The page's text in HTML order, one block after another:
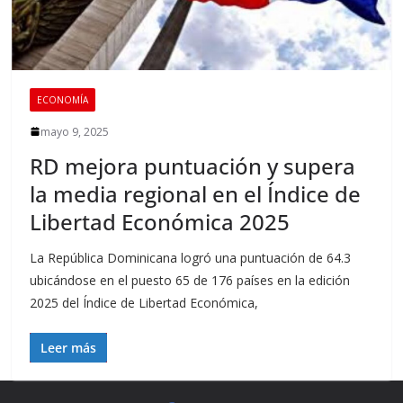
ECONOMÍA
mayo 9, 2025
RD mejora puntuación y supera
la media regional en el Índice de
Libertad Económica 2025
La República Dominicana logró una puntuación de 64.3
ubicándose en el puesto 65 de 176 países en la edición
2025 del Índice de Libertad Económica,
Leer más